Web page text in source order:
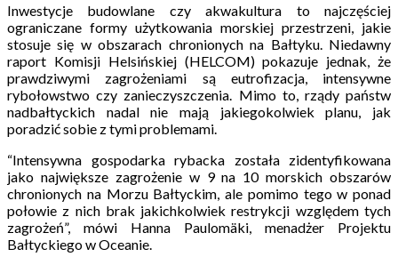
Inwestycje budowlane czy akwakultura to najczęściej
ograniczane formy użytkowania morskiej przestrzeni, jakie
stosuje się w obszarach chronionych na Bałtyku. Niedawny
raport Komisji Helsińskiej (HELCOM) pokazuje jednak, że
prawdziwymi zagrożeniami są eutrofizacja, intensywne
rybołowstwo czy zanieczyszczenia. Mimo to, rządy państw
nadbałtyckich nadal nie mają jakiegokolwiek planu, jak
poradzić sobie z tymi problemami.
“Intensywna gospodarka rybacka została zidentyfikowana
jako największe zagrożenie w 9 na 10 morskich obszarów
chronionych na Morzu Bałtyckim, ale pomimo tego w ponad
połowie z nich brak jakichkolwiek restrykcji względem tych
zagrożeń”, mówi Hanna Paulomäki, menadżer Projektu
Bałtyckiego w Oceanie.